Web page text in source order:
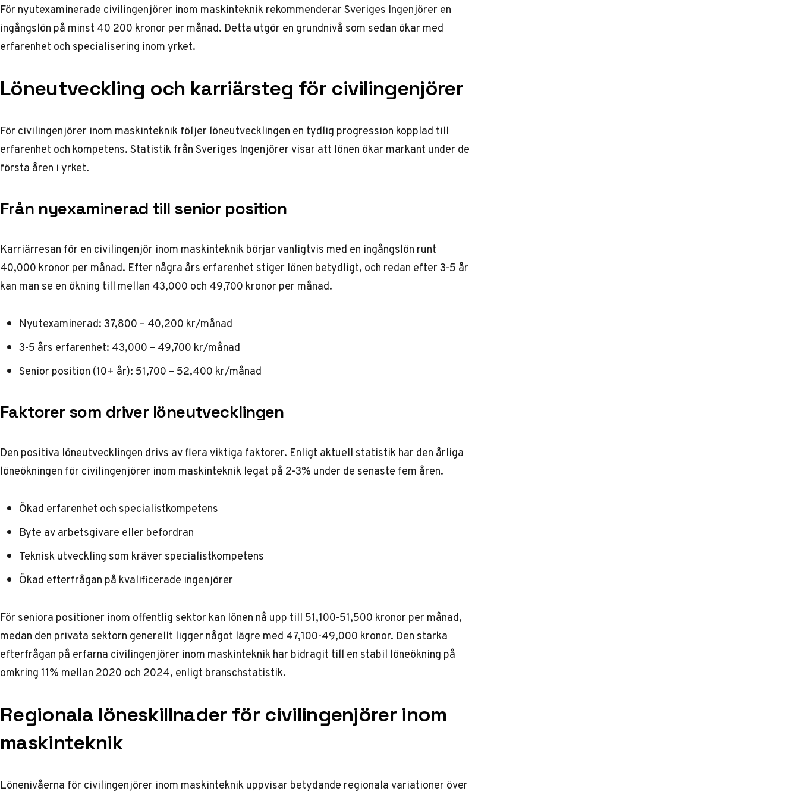
För nyutexaminerade civilingenjörer inom maskinteknik rekommenderarSveriges Ingenjörer en
ingångslön på minst 40 200 kronor per månad. Detta utgör en grundnivå som sedan ökar med
erfarenhet och specialisering inom yrket.
Löneutveckling och karriärsteg för civilingenjörer
För civilingenjörer inom maskinteknik följer löneutvecklingen en tydlig progression kopplad till
erfarenhet och kompetens. Statistik frånSveriges Ingenjörervisar att lönen ökar markant under de
första åren i yrket.
Från nyexaminerad till senior position
Karriärresan för en civilingenjör inom maskinteknik börjar vanligtvis med en ingångslön runt
40,000 kronor per månad. Efter några års erfarenhet stiger lönen betydligt, och redan efter 3-5 år
kan man se en ökning till mellan 43,000 och 49,700 kronor per månad.
Nyutexaminerad: 37,800 – 40,200 kr/månad
3-5 års erfarenhet: 43,000 – 49,700 kr/månad
Senior position (10+ år): 51,700 – 52,400 kr/månad
Faktorer som driver löneutvecklingen
Den positiva löneutvecklingen drivs av flera viktiga faktorer. Enligt aktuell statistikhar den årliga
löneökningen för civilingenjörer inom maskinteknik legat på 2-3% under de senaste fem åren.
Ökad erfarenhet och specialistkompetens
Byte av arbetsgivare eller befordran
Teknisk utveckling som kräver specialistkompetens
Ökad efterfrågan på kvalificerade ingenjörer
För seniora positioner inom offentlig sektor kan lönen nå upp till 51,100-51,500 kronor per månad,
medan den privata sektorn generellt ligger något lägre med 47,100-49,000 kronor. Den starka
efterfrågan på erfarna civilingenjörer inom maskinteknik har bidragit till en stabil löneökning på
omkring 11% mellan 2020 och 2024, enligt branschstatistik.
Regionala löneskillnader för civilingenjörer inom
maskinteknik
Lönenivåerna för civilingenjörer inom maskinteknik uppvisar betydande regionala variationer över